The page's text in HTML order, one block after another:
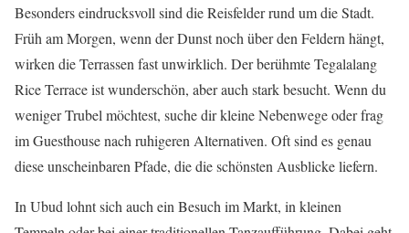
Besonders eindrucksvoll sind die Reisfelder rund um die Stadt.
Früh am Morgen, wenn der Dunst noch über den Feldern hängt,
wirken die Terrassen fast unwirklich. Der berühmte Tegalalang
Rice Terrace ist wunderschön, aber auch stark besucht. Wenn du
weniger Trubel möchtest, suche dir kleine Nebenwege oder frag
im Guesthouse nach ruhigeren Alternativen. Oft sind es genau
diese unscheinbaren Pfade, die die schönsten Ausblicke liefern.
In Ubud lohnt sich auch ein Besuch im Markt, in kleinen